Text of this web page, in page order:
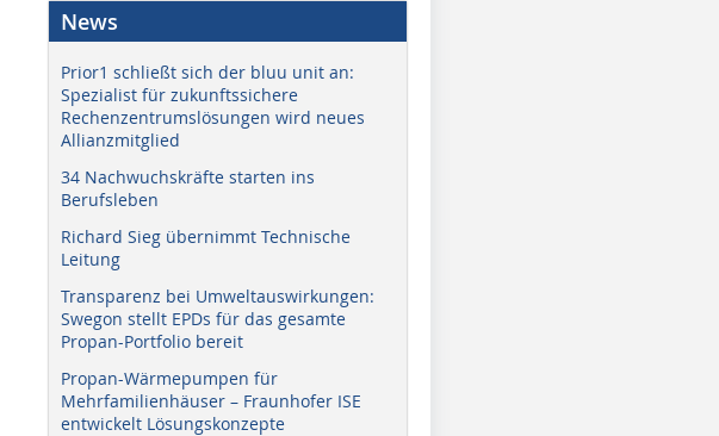
News
Prior1 schließt sich der bluu unit an:
Spezialist für zukunftssichere
Rechenzentrumslösungen wird neues
Allianzmitglied
34 Nachwuchskräfte starten ins
Berufsleben
Richard Sieg übernimmt Technische
Leitung
Transparenz bei Umweltauswirkungen:
Swegon stellt EPDs für das gesamte
Propan-Portfolio bereit
Propan-Wärmepumpen für
Mehrfamilienhäuser – Fraunhofer ISE
entwickelt Lösungskonzepte